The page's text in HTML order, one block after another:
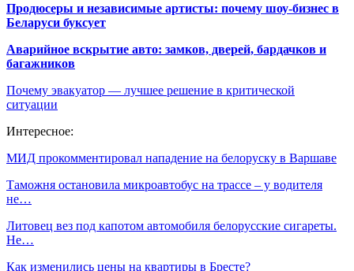
Продюсеры и независимые артисты: почему шоу-бизнес в
Беларуси буксует
Аварийное вскрытие авто: замков, дверей, бардачков и
багажников
Почему эвакуатор — лучшее решение в критической
ситуации
Интересное:
МИД прокомментировал нападение на белоруску в Варшаве
Таможня остановила микроавтобус на трассе – у водителя
не…
Литовец вез под капотом автомобиля белорусские сигареты.
Не…
Как изменились цены на квартиры в Бресте?